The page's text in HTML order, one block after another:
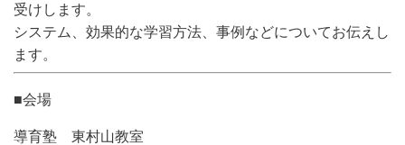
受けします。
システム、効果的な学習方法、事例などについてお伝えし
ます。
■会場
導育塾 東村山教室